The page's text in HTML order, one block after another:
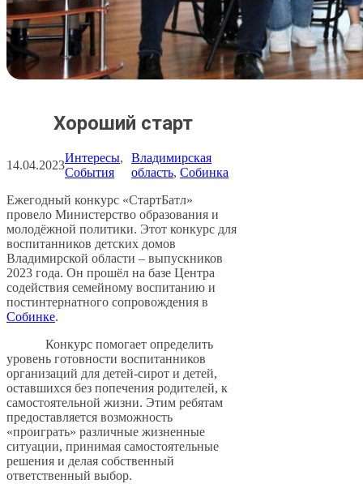
Хороший старт
14.04.2023
Интересы
События
Владимирская
область, Собинка
Ежегодный конкурс «СтартБатл»
провело Министерство образования и
молодёжной политики. Этот конкурс для
воспитанников детских домов
Владимирской области – выпускников
2023 года. Он прошёл на базе Центра
содействия семейному воспитанию и
постинтернатного сопровождения в
Собинке.
Конкурс помогает определить
уровень готовности воспитанников
организаций для детей-сирот и детей,
оставшихся без попечения родителей, к
самостоятельной жизни. Этим ребятам
предоставляется возможность
«проиграть» различные жизненные
ситуации, принимая самостоятельные
решения и делая собственный
ответственный выбор.